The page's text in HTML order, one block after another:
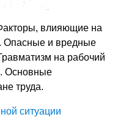
влияющие на
Опасные и вредные
на рабочий
Основные
труда.
ситуации